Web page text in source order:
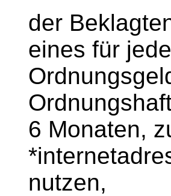
der
eines für
6 Monaten,
nutzen,